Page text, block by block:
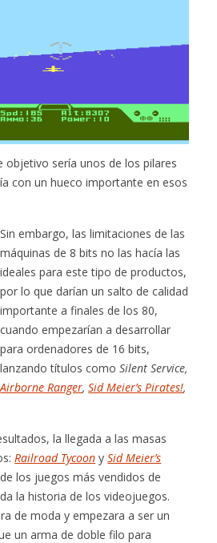
objetivo sería unos de los pilares
con un hueco importante en esos
Sin embargo, las limitaciones de las
máquinas de 8 bits no las hacía las
ideales para este tipo de productos,
por lo que darían un salto de calidad
importante a finales de los 80,
cuando empezarían a desarrollar
para ordenadores de 16 bits,
lanzando títulos comoSilent Service,
Airborne Ranger,Sid Meier’s Pirates!,
la llegada a las masas
Railroad Tycoon ySid Meier’s
los juegos más vendidos de
la historia de los videojuegos.
de moda y empezara a ser un
un arma de doble filo para